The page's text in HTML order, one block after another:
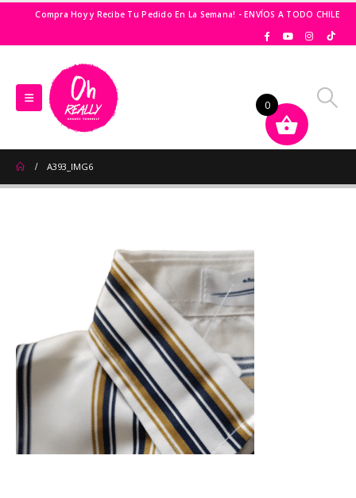
Compra Hoy y Recibe Tu Pedido En La Semana! - ENVÍOS A TODO CHILE
A393_IMG6
0